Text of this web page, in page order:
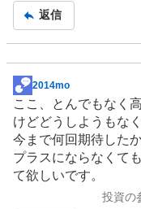
返信
掲
示
板
記
事
2014mo
ここ、とんでもなく
けどどうしようもな
今まで何回期待した
プラスにならなくて
て欲しいです。
投資の